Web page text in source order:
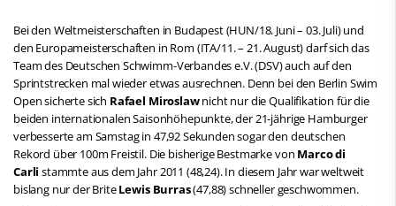
Bei den Weltmeisterschaften in Budapest (HUN/18. Juni – 03. Juli) und
den Europameisterschaften in Rom (ITA/11. – 21. August) darf sich das
Team des Deutschen Schwimm-Verbandes e.V. (DSV) auch auf den
Sprintstrecken mal wieder etwas ausrechnen. Denn bei den Berlin Swim
Open sicherte sich Rafael Miroslawnicht nur die Qualifikation für die
beiden internationalen Saisonhöhepunkte, der 21-jährige Hamburger
verbesserte am Samstag in 47,92 Sekunden sogar den deutschen
Rekord über 100m Freistil. Die bisherige Bestmarke von Marco di
Carlistammte aus dem Jahr 2011 (48,24). In diesem Jahr war weltweit
bislang nur der BriteLewis Burras(47,88) schneller geschwommen.